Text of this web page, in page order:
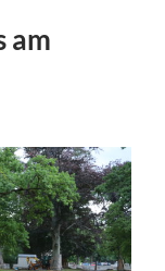
am